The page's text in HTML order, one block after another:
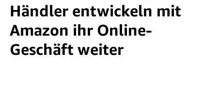
Händler entwickeln mit
Amazon ihr Online-
Geschäft weiter